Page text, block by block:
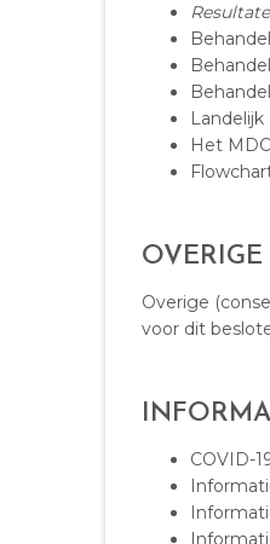
Het
Overige
voor dit
COVID-